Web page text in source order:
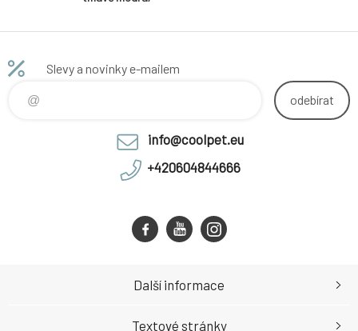
Slevy a novinky e-mailem
odebírat
info@coolpet.eu
+420604844666
Další informace
Textové stránky